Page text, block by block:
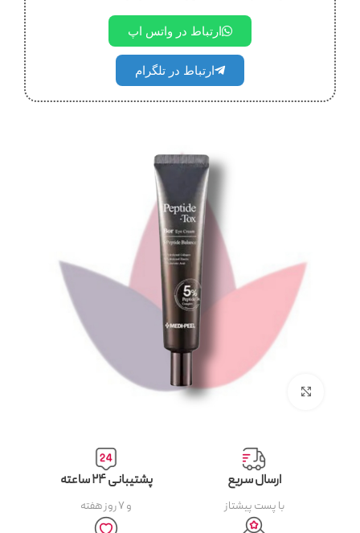
ارتباط در واتس اپ
ارتباط در تلگرام
ارسال سریع
با پست پیشتاز
پشتیبانی ۲۴ ساعته
و ۷ روز هفته